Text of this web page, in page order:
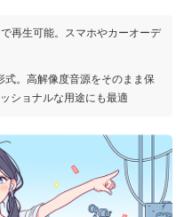
再生可能。スマホやカーオーデ
式。高解像度音源をそのまま保
ショナルな用途にも最適